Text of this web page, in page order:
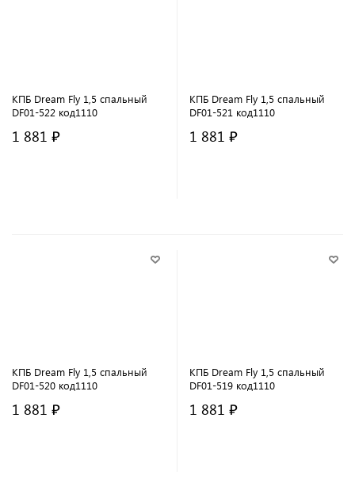
КПБ Dream Fly 1,5 спальный
DF01-522 код1110
1 881 ₽
КПБ Dream Fly 1,5 спальный
DF01-521 код1110
1 881 ₽
КПБ Dream Fly 1,5 спальный
DF01-520 код1110
1 881 ₽
КПБ Dream Fly 1,5 спальный
DF01-519 код1110
1 881 ₽